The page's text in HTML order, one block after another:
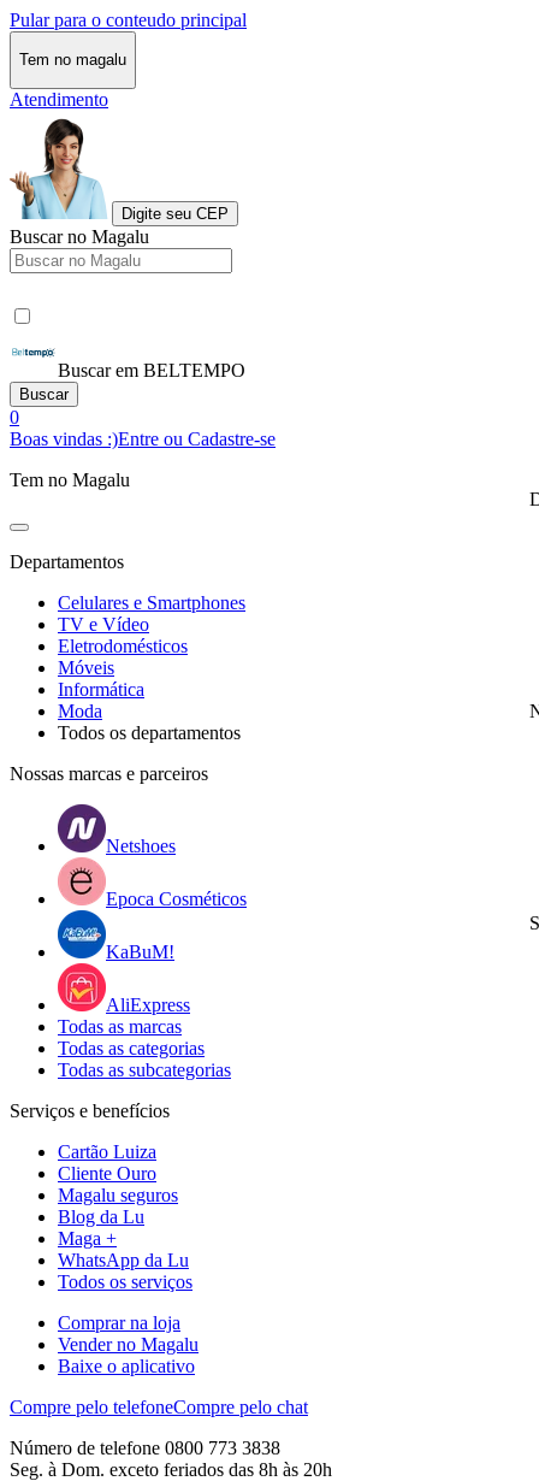
Pular para o conteudo principal
Tem no magalu
Atendimento
Digite seu CEP
Buscar no Magalu
Buscar em BELTEMPO
Buscar
0
Boas vindas :)Entre ou Cadastre-se
Tem no Magalu
Departamentos
Celulares e Smartphones
TV e Vídeo
Eletrodomésticos
Móveis
Informática
Moda
Todos os departamentos
Nossas marcas e parceiros
Netshoes
Epoca Cosméticos
KaBuM!
AliExpress
Todas as marcas
Todas as categorias
Todas as subcategorias
Serviços e benefícios
Cartão Luiza
Cliente Ouro
Magalu seguros
Blog da Lu
Maga +
WhatsApp da Lu
Todos os serviços
Comprar na loja
Vender no Magalu
Baixe o aplicativo
Compre pelo telefoneCompre pelo chat
Número de telefone 0800 773 3838
Seg. à Dom. exceto feriados das 8h às 20h